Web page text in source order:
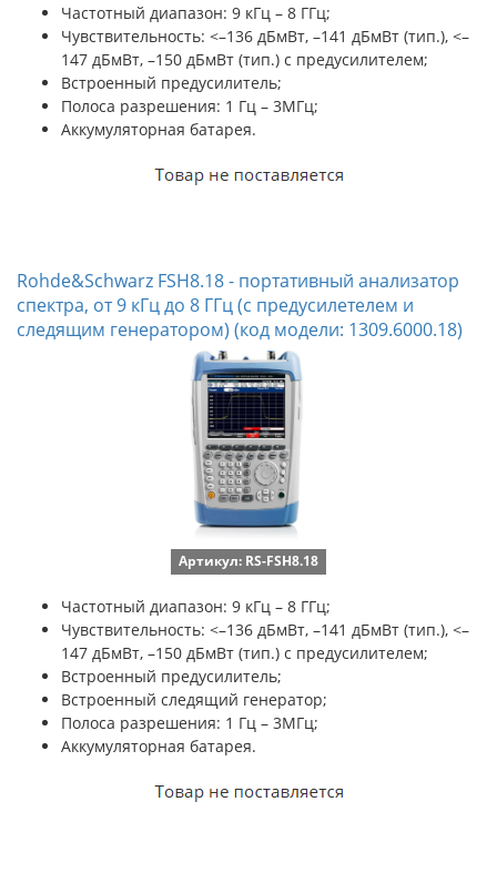
Частотный диапазон: 9 кГц – 8 ГГц;
Чувствительность: <–136 дБмВт, –141 дБмВт (тип.), <–
147 дБмВт, –150 дБмВт (тип.) с предусилителем;
Встроенный предусилитель;
Полоса разрешения: 1 Гц – 3МГц;
Аккумуляторная батарея.
Rohde&Schwarz FSH8.18 - портативный анализатор
спектра, от 9 кГц до 8 ГГц (с предусилетелем и
следящим генератором) (код модели: 1309.6000.18)
Артикул: RS-FSH8.18
Частотный диапазон: 9 кГц – 8 ГГц;
Чувствительность: <–136 дБмВт, –141 дБмВт (тип.), <–
147 дБмВт, –150 дБмВт (тип.) с предусилителем;
Встроенный предусилитель;
Встроенный следящий генератор;
Полоса разрешения: 1 Гц – 3МГц;
Аккумуляторная батарея.